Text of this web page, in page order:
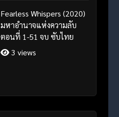
Fearless Whispers (2020)
มหาอำนาจแห่งความลับ
ตอนที่ 1-51 จบ ซับไทย
3 views